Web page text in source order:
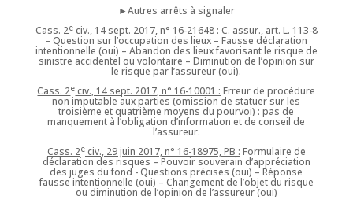
►Autres arrêts à signaler
Cass. 2eciv., 14 sept. 2017, n° 16-21648 : C. assur., art. L. 113-8
– Question sur l’occupation des lieux – Fausse déclaration
intentionnelle (oui) – Abandon des lieux favorisant le risque de
sinistre accidentel ou volontaire – Diminution de l’opinion sur
le risque par l’assureur (oui).
Cass. 2e civ., 14 sept. 2017, n° 16-10001 : Erreur de procédure
non imputable aux parties (omission de statuer sur les
troisième et quatrième moyens du pourvoi) : pas de
manquement à l’obligation d’information et de conseil de
l’assureur.
Cass. 2eciv., 29 juin 2017, n° 16-18975, PB : Formulaire de
déclaration des risques – Pouvoir souverain d’appréciation
des juges du fond - Questions précises (oui) – Réponse
fausse intentionnelle (oui) – Changement de l’objet du risque
ou diminution de l’opinion de l’assureur (oui)